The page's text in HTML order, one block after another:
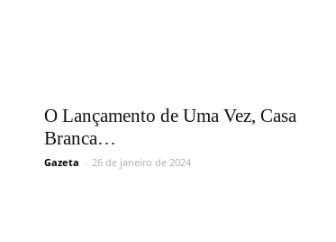
O Lançamento de Uma Vez, Casa
Branca…
Gazeta - 26 de janeiro de 2024